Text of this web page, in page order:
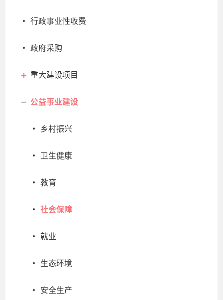
行政事业性收费
政府采购
重大建设项目
公益事业建设
乡村振兴
卫生健康
教育
社会保障
就业
生态环境
安全生产